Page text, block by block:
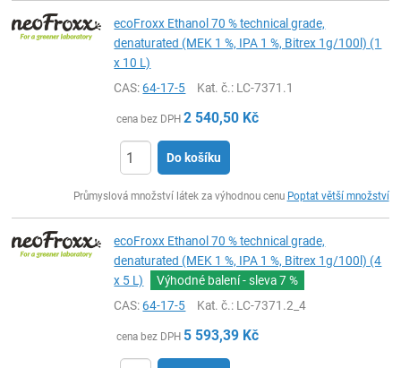
ecoFroxx Ethanol 70 % technical grade,
denaturated (MEK 1 %, IPA 1 %, Bitrex 1g/100l) (1
x 10 L)
CAS:64-17-5 Kat. č.: LC-7371.1
cena bez DPH 2 540,50 Kč
Do košíku
Průmyslová množství látek za výhodnou cenu Poptat větší množství
ecoFroxx Ethanol 70 % technical grade,
denaturated (MEK 1 %, IPA 1 %, Bitrex 1g/100l) (4
x 5 L)
Výhodné balení - sleva7 %
CAS:64-17-5 Kat. č.: LC-7371.2_4
cena bez DPH 5 593,39 Kč